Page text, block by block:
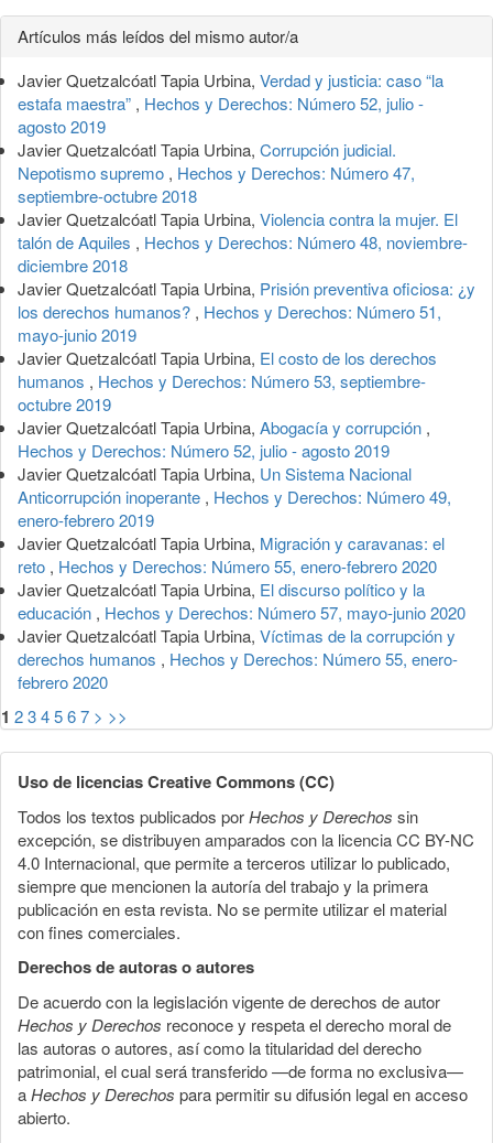
Detalles
del
artículo
Artículos más leídos del mismo autor/a
Javier Quetzalcóatl Tapia Urbina, Verdad y justicia: caso “la
estafa maestra” , Hechos y Derechos: Número 52, julio -
agosto 2019
Javier Quetzalcóatl Tapia Urbina, Corrupción judicial.
Nepotismo supremo , Hechos y Derechos: Número 47,
septiembre-octubre 2018
Javier Quetzalcóatl Tapia Urbina, Violencia contra la mujer. El
talón de Aquiles , Hechos y Derechos: Número 48, noviembre-
diciembre 2018
Javier Quetzalcóatl Tapia Urbina, Prisión preventiva oficiosa: ¿y
los derechos humanos? , Hechos y Derechos: Número 51,
mayo-junio 2019
Javier Quetzalcóatl Tapia Urbina, El costo de los derechos
humanos , Hechos y Derechos: Número 53, septiembre-
octubre 2019
Javier Quetzalcóatl Tapia Urbina, Abogacía y corrupción ,
Hechos y Derechos: Número 52, julio - agosto 2019
Javier Quetzalcóatl Tapia Urbina, Un Sistema Nacional
Anticorrupción inoperante , Hechos y Derechos: Número 49,
enero-febrero 2019
Javier Quetzalcóatl Tapia Urbina, Migración y caravanas: el
reto , Hechos y Derechos: Número 55, enero-febrero 2020
Javier Quetzalcóatl Tapia Urbina, El discurso político y la
educación , Hechos y Derechos: Número 57, mayo-junio 2020
Javier Quetzalcóatl Tapia Urbina, Víctimas de la corrupción y
derechos humanos , Hechos y Derechos: Número 55, enero-
febrero 2020
1 234567 > >>
Uso de licencias Creative Commons (CC)
Todos los textos publicados porHechos y Derechos sin
excepción, se distribuyen amparados con la licencia CC BY-NC
4.0 Internacional, que permite a terceros utilizar lo publicado,
siempre que mencionen la autoría del trabajo y la primera
publicación en esta revista. No se permite utilizar el material
con fines comerciales.
Derechos de autoras o autores
De acuerdo con la legislación vigente de derechos de autor
Hechos y Derechos reconoce y respeta el derecho moral de
las autoras o autores, así como la titularidad del derecho
patrimonial, el cual será transferido —de forma no exclusiva—
aHechos y Derechos para permitir su difusión legal en acceso
abierto.